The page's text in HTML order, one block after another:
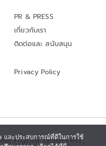
PR & PRESS
เกี่ยวกับเรา
ติดต่อและ สนับสนุน
Privacy Policy
rights reserved.,
และประสบการณ์ที่ดีในการใช้